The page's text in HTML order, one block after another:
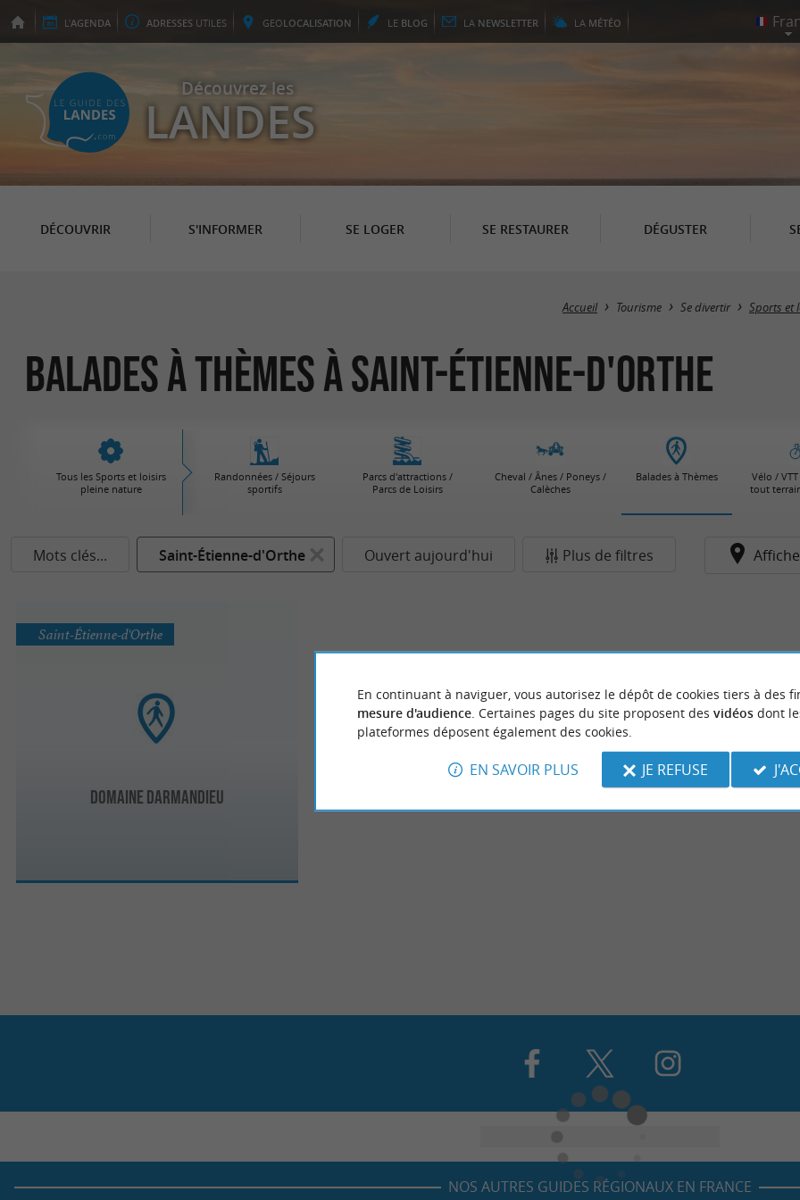
L'AGENDA ADRESSES UTILES GEOLOCALISATION LE BLOG LA NEWSLETTER LA MÉTÉO
Découvrez les
LANDES
DÉCOUVRIR S'INFORMER SE LOGER SE RESTAURER DÉGUSTER
Accueil Tourisme Se divertir Sports et
Balades à Thèmes à Saint-Étienne-d'Orthe
Tous les Sports et loisirs
pleine nature
Randonnées / Séjours
sportifs
Parcs d'attractions /
Parcs de Loisirs
Cheval / Ânes / Poneys /
Calèches
Balades à Thèmes
Vélo /
tout
Mots clés... Saint-Étienne-d'Orthe Ouvert aujourd'hui Plus de filtres
Domaine Darmandieu
Saint-Étienne-d'Orthe
NOS AUTRES GUIDES RÉGIONAUX EN FRANCE
En continuant à naviguer, vous autorisez le dépôt de cookies tiers à des
mesure d'audience. Certaines pages du site proposent des vidéosdont
plateformes déposent également des cookies.
EN SAVOIR PLUS JE REFUSE